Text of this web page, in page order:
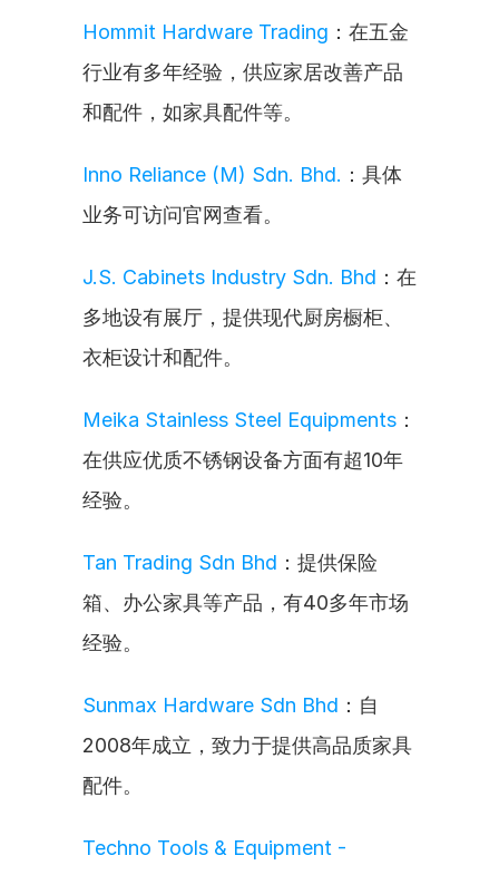
Hommit Hardware Trading ：在五金
行业有多年经验，供应家居改善产品
和配件，如家具配件等。
Inno Reliance (M) Sdn. Bhd. ：具体
业务可访问官网查看。
J.S. Cabinets Industry Sdn. Bhd ：在
多地设有展厅，提供现代厨房橱柜、
衣柜设计和配件。
Meika Stainless Steel Equipments ：
在供应优质不锈钢设备方面有超10年
经验。
Tan Trading Sdn Bhd ：提供保险
箱、办公家具等产品，有40多年市场
经验。
Sunmax Hardware Sdn Bhd ：自
2008年成立，致力于提供高品质家具
配件。
Techno Tools & Equipment -